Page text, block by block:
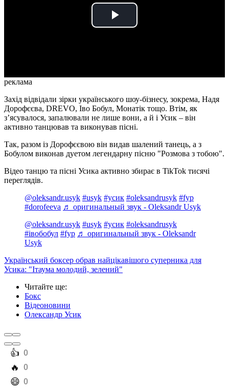
Play
реклама
Захід відвідали зірки українського шоу-бізнесу, зокрема, Надя
Дорофєєва, DREVO, Іво Бобул, Монатік тощо. Втім, як
з’ясувалося, запалювали не лише вони, а й і Усик – він
активно танцював та виконував пісні.
Так, разом із Дорофєєвою він видав шалений танець, а з
Бобулом виконав дуетом легендарну пісню "Розмова з тобою".
Відео танцю та пісні Усика активно збирає в TikTok тисячі
переглядів.
@oleksandr.usyk #usyk #усик #oleksandrusyk #fyp
#dorofeeva ♬ оригинальный звук - Oleksandr Usyk
@oleksandr.usyk #usyk #усик #oleksandrusyk
#івобобул #fyp ♬ оригинальный звук - Oleksandr
Usyk
Український боксер обрав найцікавішого суперника для
Усика: "Ітаума молодий, зелений"
Читайте ще:
Бокс
Відеоновини
Олександр Усик
️👍 0
️🔥 0
️😄 0